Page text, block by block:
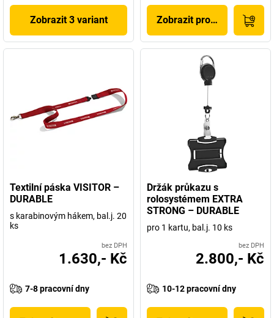
Zobrazit 3 variant Zobrazit produkt
Textilní páska VISITOR –
DURABLE
s karabinovým hákem, bal.j. 20
ks
bez DPH
1.630,- Kč
7-8 pracovní dny
Držák průkazu s
rolosystémem EXTRA
STRONG – DURABLE
pro 1 kartu, bal.j. 10 ks
bez DPH
2.800,- Kč
10-12 pracovní dny